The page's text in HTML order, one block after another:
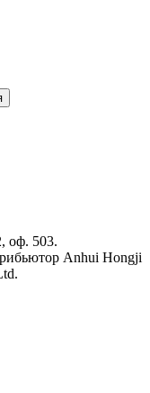
оф. 503.
Anhui Hongji